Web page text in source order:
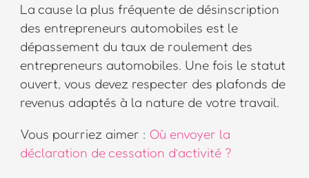
La cause la plus fréquente de désinscription
des entrepreneurs automobiles est le
dépassement du taux de roulement des
entrepreneurs automobiles. Une fois le statut
ouvert, vous devez respecter des plafonds de
revenus adaptés à la nature de votre travail.
Vous pourriez aimer : Où envoyer la
déclaration de cessation d’activité ?